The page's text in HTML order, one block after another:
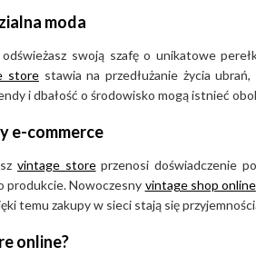
skorzystaj z wyszukiwarki na
wyszukiwania, aby precyzyjnie
wybór idealnego produktu. Po
zamówienia, skorzystaj z naszej
rynek jeansów,
sylwetki. Inwestycja w
moda
swoją szafę o unikatowe
storestawia na przedłużanie życia
i dbałość o środowisko mogą istnieć
e-commerce
vintage storeprzenosi doświadczenie
produkcie. Nowoczesny vintage shop online
temu zakupy w sieci stają się
online?